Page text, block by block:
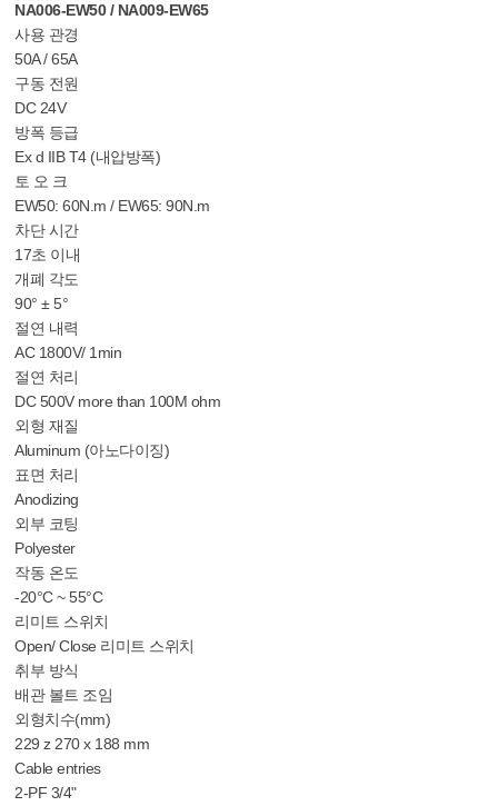
NA006-EW50 / NA009-EW65
사용 관경
50A / 65A
구동 전원
DC 24V
방폭 등급
Ex d IIB T4 (내압방폭)
토 오 크
EW50: 60N.m / EW65: 90N.m
차단 시간
17초 이내
개폐 각도
90° ± 5°
절연 내력
AC 1800V/ 1min
절연 처리
DC 500V more than 100M ohm
외형 재질
Aluminum (아노다이징)
표면 처리
Anodizing
외부 코팅
Polyester
작동 온도
-20°C ~ 55°C
리미트 스위치
Open/ Close 리미트 스위치
취부 방식
배관 볼트 조임
외형치수(mm)
229 z 270 x 188 mm
Cable entries
2-PF 3/4"